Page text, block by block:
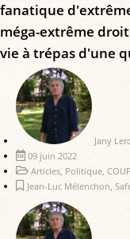
fanatique
méga-extrême
vie à trépas d'une
Jany
09 juin 2022
Articles, Politique,
Jean-Luc Mélenchon,